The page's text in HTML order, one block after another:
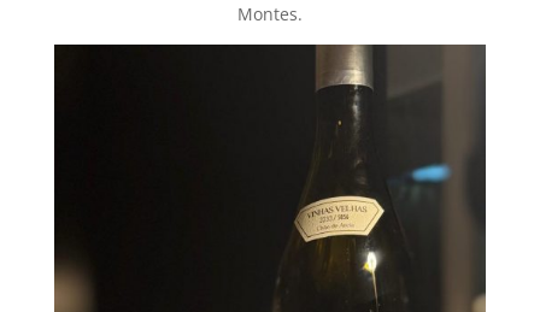
Montes.